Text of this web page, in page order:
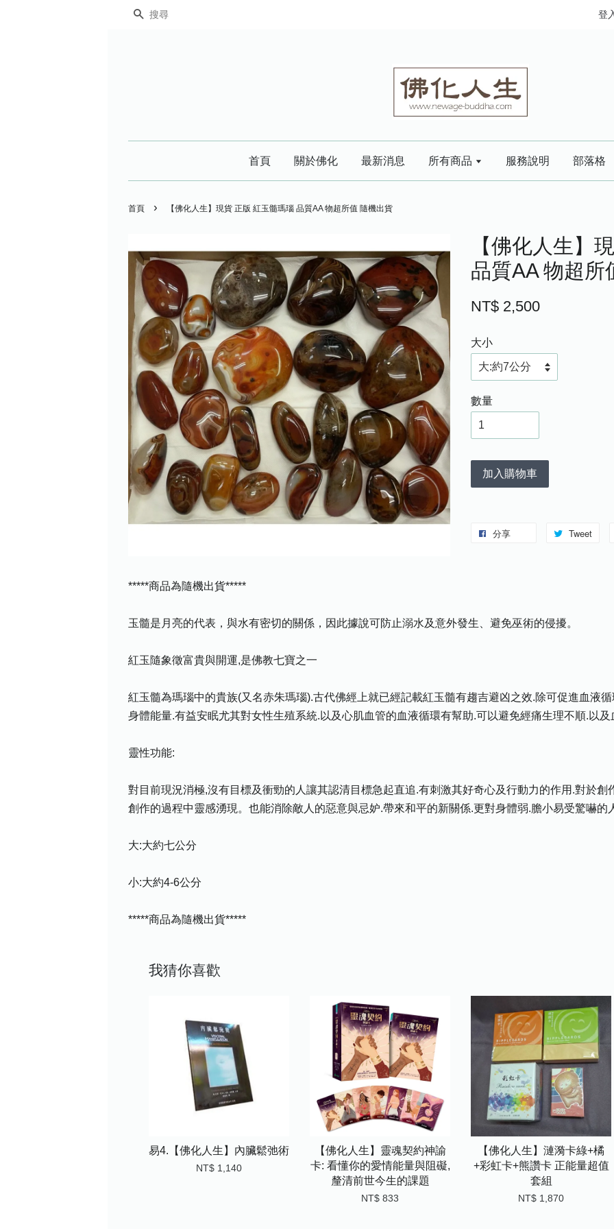
搜尋 登
首頁 關於佛化 最新消息 所有商品 服務說明 部落格
首頁 › 【佛化人生】現貨 正版 紅玉髓瑪瑙 品質AA 物超所值 隨機出貨
【佛化人生】
品質AA 物超所
NT$ 2,500
大小
數量
加入購物車
分享 Tweet
*****商品為隨機出貨*****
玉髓是月亮的代表，與水有密切的關係，因此據說可防止溺水及意外發生、避免巫術的侵擾。
紅玉隨象徵富貴與開運,是佛教七寶之一
紅玉髓為瑪瑙中的貴族(又名赤朱瑪瑙).古代佛經上就已經記載紅玉髓有趨吉避凶之效.除可促進血液
身體能量.有益安眠尤其對女性生殖系統.以及心肌血管的血液循環有幫助.可以避免經痛生理不順.以及
靈性功能:
對目前現況消極,沒有目標及衝勁的人讓其認清目標急起直追.有刺激其好奇心及行動力的作用.對於創
創作的過程中靈感湧現。也能消除敵人的惡意與忌妒.帶來和平的新關係.更對身體弱.膽小易受驚嚇的
大:大約七公分
小:大約4-6公分
*****商品為隨機出貨*****
我猜你喜歡
易4.【佛化人生】內臟鬆弛術
NT$ 1,140
【佛化人生】靈魂契約神諭
卡: 看懂你的愛情能量與阻礙,
釐清前世今生的課題
NT$ 833
【佛化人生】漣漪卡綠+橘
+彩虹卡+熊讚卡 正能量超值
套組
NT$ 1,870